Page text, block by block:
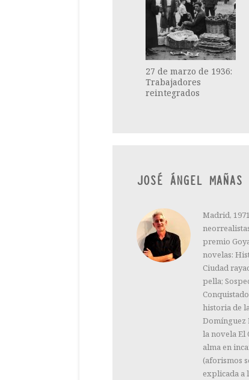
27 de marzo de 1936:
Trabajadores
reintegrados
JOSÉ ÁNGEL MAÑAS
Madrid,
premio
novelas:
Ciudad
pella;
historia de
Domínguez
la novela El
alma en
(aforismos
explicada a